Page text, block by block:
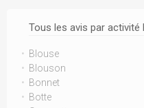
Tous les avis par activité
Blouse
Blouson
Bonnet
Botte